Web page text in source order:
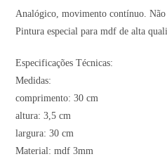
Analógico, movimento contínuo.
Pintura especial para mdf de alta
Especificações Técnicas:
Medidas:
comprimento: 30 cm
altura: 3,5 cm
largura: 30 cm
Material: mdf 3mm